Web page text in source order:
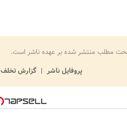
صحت مطلب منتشر شده بر عهده ناشر است.
پروفایل ناشر
گزارش تخلف